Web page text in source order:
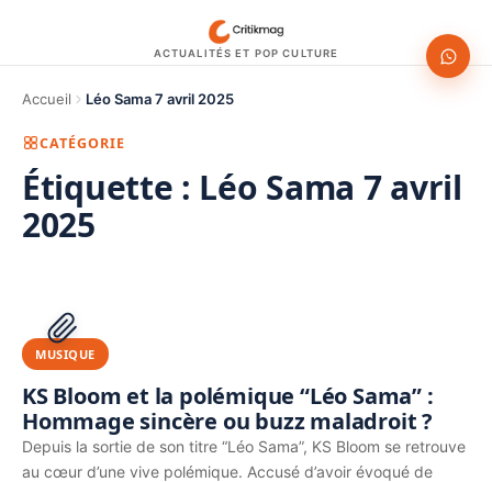
ACTUALITÉS ET POP CULTURE
Accueil Léo Sama 7 avril 2025
CATÉGORIE
Étiquette : Léo Sama 7 avril
2025
PUBLICITÉ
MUSIQUE
KS Bloom et la polémique “Léo Sama” :
Hommage sincère ou buzz maladroit ?
Depuis la sortie de son titre “Léo Sama”, KS Bloom se retrouve
au cœur d’une vive polémique. Accusé d’avoir évoqué de